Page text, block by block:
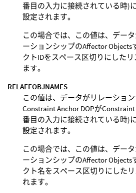
番目の入力に接続されている時)
設定されます。
この場合では、この値は、デー
ーションシップのAffector
クトIDをスペース区切りにした
ます。
RELAFFOBJNAMES
この値は、データがリレーション
Constraint Anchor DOPが
番目の入力に接続されている時)
設定されます。
この場合では、この値は、デー
ーションシップのAffector
クト名をスペース区切りにした
れます。